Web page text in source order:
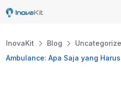
Skip
InovaKit Blog
Ambulance: Apa Saja yang